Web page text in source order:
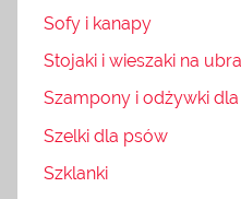
Sofy i kanapy
Stojaki i wieszaki na
Szampony i odżywki
Szelki dla psów
Szklanki